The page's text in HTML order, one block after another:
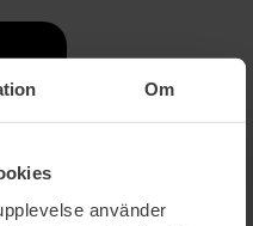
Om
använder
betagende og forførende
subtilitet og pompøsitet -